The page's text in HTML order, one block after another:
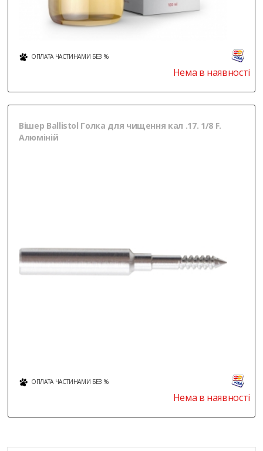
ОПЛАТА ЧАСТИНАМИ БЕЗ %
Нема в наявності
Вішер Ballistol Голка для чищення кал .17. 1/8 F.
Алюміній
ОПЛАТА ЧАСТИНАМИ БЕЗ %
Нема в наявності